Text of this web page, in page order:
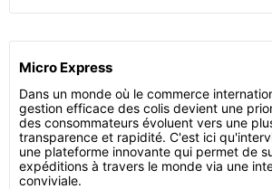
Micro Express
Dans un monde où le commerce
gestion efficace des colis devient une
des consommateurs évoluent vers une
transparence et rapidité. C'est ici
une plateforme innovante qui permet de
expéditions à travers le monde via une
conviviale.